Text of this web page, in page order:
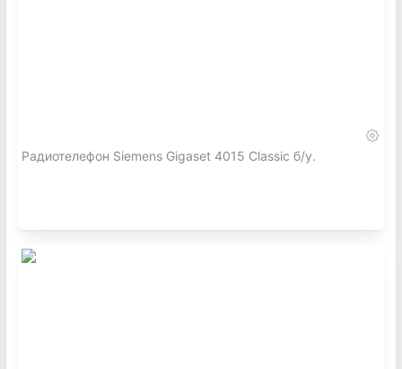
Радиотелефон Siemens Gigaset 4015 Classic б/у.